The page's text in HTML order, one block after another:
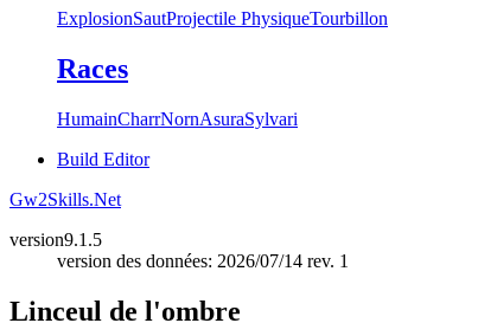
ExplosionSautProjectile PhysiqueTourbillon
Races
HumainCharrNornAsuraSylvari
Build Editor
Gw2Skills.Net
version9.1.5
version des données: 2026/07/14 rev. 1
Linceul de l'ombre